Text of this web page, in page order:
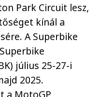
Park Circuit lesz,
kínál a
A Superbike
július 25-27-i
2025.
a MotoGP